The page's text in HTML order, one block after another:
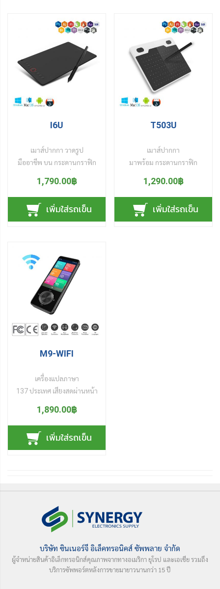
ปลายนิ้ว บนสมาร์ทโฟน หรือ
แท็บเล็ต แล้วยังปรับความ
สว่าง เป็นหลอดไฟ แบบ วอร์ม
ไวท์ (Warm white) คูลไวท์
(Cool white) หรือ เดย์ไลท์
(Daylight) ในหลอดเดียว
ไฟ ได้ถึง 16 ล้านเฉดสี
เปิดและปิดล่วงหน้า ของแต่ละ
อุปกรณ์ อย่างอิสระ แล้วยัง
สามารถดู ปริมาณการใช้ไฟ
แต่ละวันได้จากบนมือถือ วิธีใช้
งานก็ง่าย เพียงเชื่อมต่อ
สัญญาณการสั่งงานผ่าน
เครื่องข่ายไวไฟ ภายในบ้าน
เพียงแค่เสียบเครื่องใช้ไฟฟ้า ที่
ปลั๊กไฟ อัจฉริยะ แล้วตั้งค่าการ
ชอบ บน แอปฯ มือถือสมาร์ต
โฟน
I6U
เมาส์ปากกา วาดรูป
มืออาชีพ บน กระดานกราฟิก
สัมผัส เหมือน วาดรูปจาก
ดินสอ หรือ วาดรูปด้วยพู่กัน
บนกระดาษ ลงลายละเอียด
ลายเส้น คมชัดทุกโค้งมน พลิ้ว
สดใส ชัดทุกรายละเอียด ทั้ง
ลายเส้นแรเงา เพ้นท์สี เติมเต็ม
สีสัน ตามจินตนาการ บน
กระดานกราฟิก ความไวสูง
ลายเส้น ไม่มีค้าง ไม่มีสะดุด
ไม่มีกระตุก สัมผัสถึงอารมณ์
การลงบนพื้นผ้าแคนวาส หน้า
เพียง 5 มิลลิเมตร น้ำหนักเบา
พกพาสะดวก สร้างแรงบันดาล
ใจการวาดภาพ ไปได้ทุกที ทุก
เวลา
1,790.00฿
เพิ่มใส่รถเข็น
T503U
เมาส์ปากกา
มาพร้อม กระดานกราฟิก
Resonance) พร้อมแล้ว
สำหรับงานวาดภาพเสมือนจริง
ขึ้นบน จอคอมพิวเตอร์ และ
มือถือสมาร์ทโฟน ให้ภาพลาย
1,290.00฿
เพิ่มใส่รถเข็น
M9-WIFI
เครื่องแปลภาษา
137 ประเทศ เสียงสดผ่านหน้า
แปลผ่านเสียงสนทนากลุ่ม
ภายในห้องประชุม แปลเสียงที่
บันทึกไว้ล่วงหน้า หรือ แปล
จากภาพถ่าย แปลภาษาต่อ
16 ภาษา หรือ เครื่องแปล
WiFi ไดีถึง 137+ ภาษา
อุปกรณ์แปลภาษา พกพา
เบา มาพร้อมหน่วยความจำ
และแบตฯ ในตัว อัพเดท
1,890.00฿
เพิ่มใส่รถเข็น
บริษัท ซินเนอร์จี อิเล็คทรอนิคส์ ซัพพลาย จำกัด
ผู้จำหน่ายสินค้าอิเล็กทรอนิกส์คุณภาพจากทางอเมริกา ยุโรป และเอเชีย รวมถึง
บริการซัพพอร์ตหลังการขายมายาวนานกว่า 15 ปี